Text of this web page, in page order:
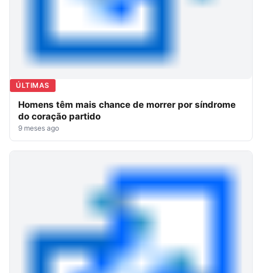
ÚLTIMAS
Homens têm mais chance de morrer por síndrome
do coração partido
9 meses ago